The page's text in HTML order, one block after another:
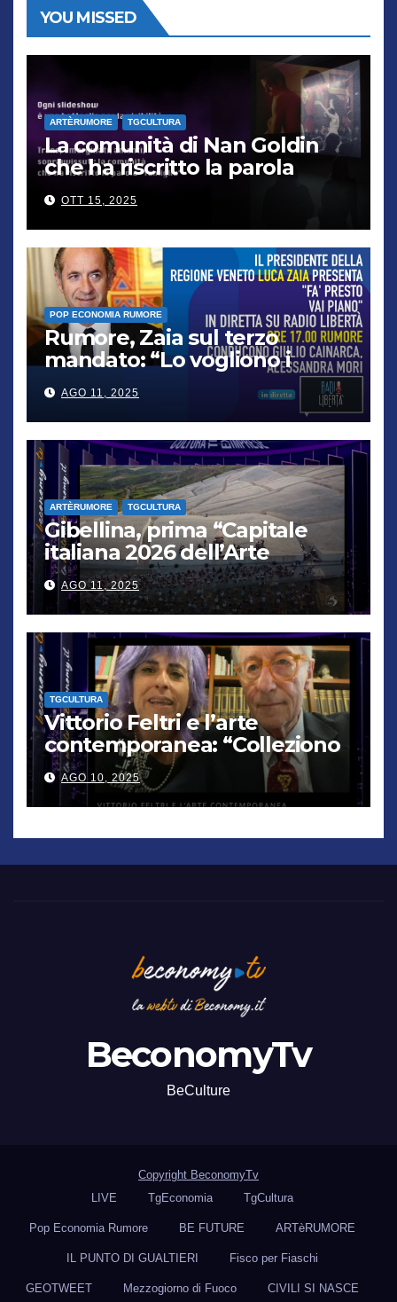
YOU MISSED
ARTÈRUMORE TGCULTURA
La comunità di Nan Goldin
che ha riscritto la parola
“famiglia”
OTT 15, 2025
POP ECONOMIA RUMORE
Rumore, Zaia sul terzo
mandato: “Lo vogliono i
cittadini, chi non lo capisce
verrà punito”
AGO 11, 2025
ARTÈRUMORE TGCULTURA
Gibellina, prima “Capitale
italiana 2026 dell’Arte
contemporanea”
AGO 11, 2025
TGCULTURA
Vittorio Feltri e l’arte
contemporanea: “Colleziono
De Chirico. Cattelan? Un
genio”
AGO 10, 2025
BeconomyTv
BeCulture
Copyright BeconomyTv
LIVE
TgEconomia TgCultura
Pop Economia Rumore BE FUTURE ARTèRUMORE
IL PUNTO DI GUALTIERI Fisco per Fiaschi
GEOTWEET Mezzogiorno di Fuoco CIVILI SI NASCE